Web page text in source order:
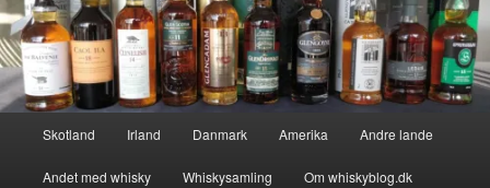
Skotland Irland Danmark Amerika Andre lande
Andet med whisky Whiskysamling Om whiskyblog.dk